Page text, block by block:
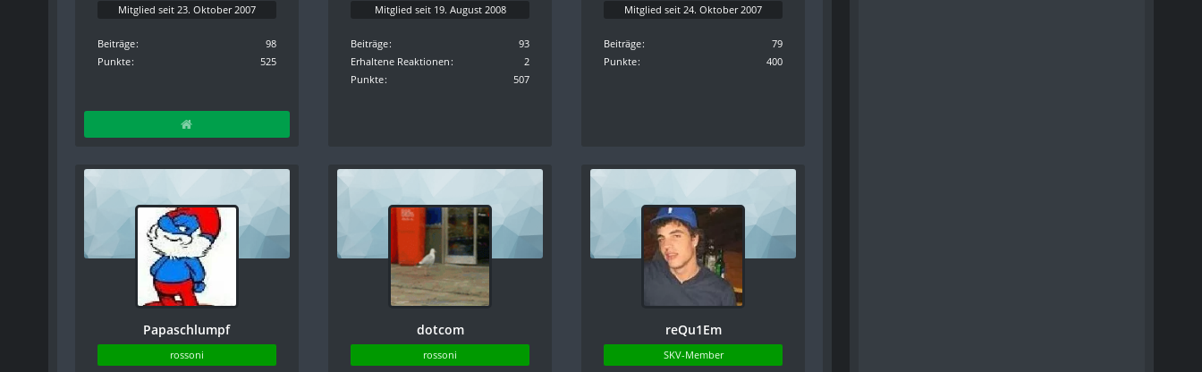
Mitglied seit 23. Oktober 2007
Beiträge
98
Punkte
525
Mitglied seit 19. August 2008
Beiträge
93
Erhaltene Reaktionen
2
Punkte
507
Mitglied seit 24. Oktober 2007
Beiträge
79
Punkte
400
Papaschlumpf
rossoni
dotcom
rossoni
reQu1Em
SKV-Member